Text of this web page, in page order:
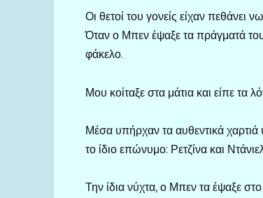
Οι θετοί του γονείς είχαν πεθάνει
Όταν ο Μπεν έψαξε τα πράγματά
φάκελο.
Μου κοίταξε στα μάτια και είπε τα
Μέσα υπήρχαν τα αυθεντικά
το ίδιο επώνυμο: Ρετζίνα και
Την ίδια νύχτα, ο Μπεν τα έψαξε